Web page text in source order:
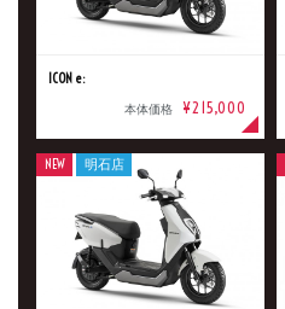
ICON e:
本体価格 ¥215,000
NEW 明石店